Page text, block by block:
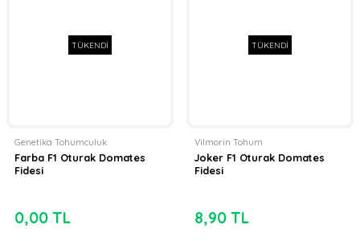
TÜKENDİ
Genetika Tohumculuk
Farba F1 Oturak Domates
Fidesi
0,00 TL
TÜKENDİ
Vilmorin Tohum
Joker F1 Oturak Domates
Fidesi
8,90 TL